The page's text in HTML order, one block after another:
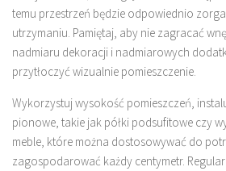
temu przestrzeń będzie odpowiednio
utrzymaniu. Pamiętaj, aby nie zagracać
nadmiaru dekoracji i nadmiarowych
przytłoczyć wizualnie pomieszczenie.
Wykorzystuj wysokość pomieszczeń,
pionowe, takie jak półki podsufitowe czy
meble, które można dostosowywać do
zagospodarować każdy centymetr.